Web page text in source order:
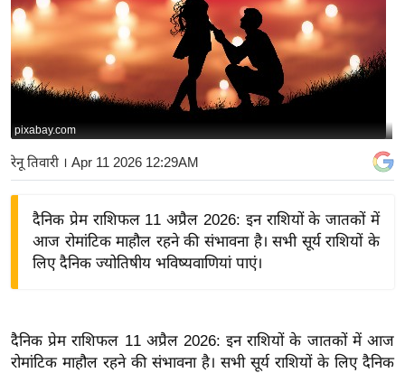
अं
त
र्रा
ष्ट्री
बि
ज़
ने
द्यो
त
pixabay.com
रेनू तिवारी । Apr 11 2026 12:29AM
दैनिक प्रेम राशिफल 11 अप्रैल 2026: इन राशियों के जातकों में
आज रोमांटिक माहौल रहने की संभावना है। सभी सूर्य राशियों के
लिए दैनिक ज्योतिषीय भविष्यवाणियां पाएं।
दैनिक प्रेम राशिफल 11 अप्रैल 2026: इन राशियों के जातकों में आज
रोमांटिक माहौल रहने की संभावना है। सभी सूर्य राशियों के लिए दैनिक